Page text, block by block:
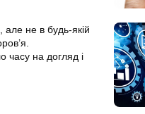
але не в будь-якій
на догляд і